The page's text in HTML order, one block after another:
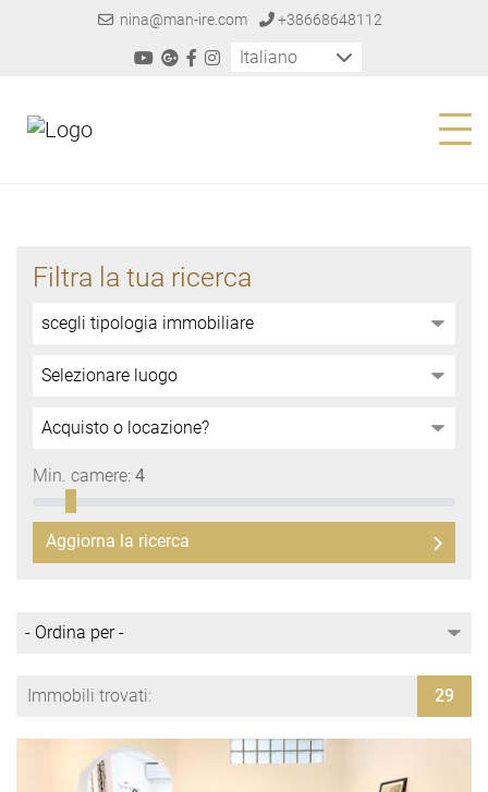
nina@man-ire.com +38668648112
Italiano
Immobili trovati: 29
Filtra la tua ricerca
Min. camere: 4
Aggiorna la ricerca